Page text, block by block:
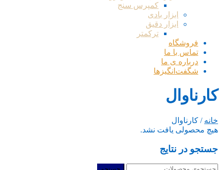
کمپرس سنج
ابزار بادی
ابزار دقیق
ترکمتر
فروشگاه
تماس با ما
درباره ی ما
شگفت‌انگیزها
کارناوال
خانه / کارناوال
هیچ محصولی یافت نشد.
جستجو در نتایج
جستجو